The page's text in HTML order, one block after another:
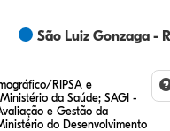
São Luiz Gonzaga -
RIPSA e
da Saúde; SAGI -
e Gestão da
do Desenvolvimento